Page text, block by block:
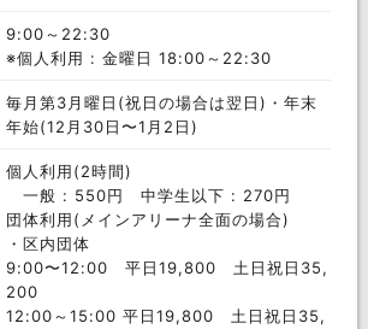
墨田区 豊島区
福生市 稲城市
清瀬市
武蔵野市 立川市
あきる野市 葛飾区
狛江市 小平市
9:00～22:30
※個人利用 : 金曜日 18:00～22:30
毎月第3月曜日(祝日の場合は翌日)・年末
年始(12月30日〜1月2日)
個人利用(2時間)
一般 : 550円 中学生以下 : 270円
団体利用(メインアリーナ全面の場合)
・区内団体
9:00〜12:00 平日19,800 土日祝日35,
200
12:00～15:00 平日19,800 土日祝日35,